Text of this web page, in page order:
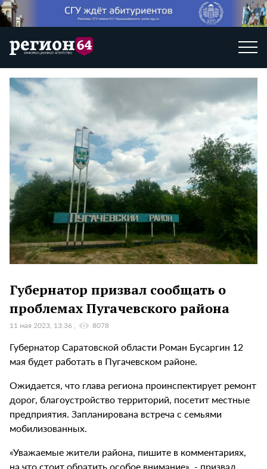
Губернатор призвал сообщать о
проблемах Пугачевского района
11 мая 2023, 13:36 8078
Губернатор Саратовской области Роман Бусаргин 12
мая будет работать в Пугачевском районе.
Ожидается, что глава региона проинспектирует ремонт
дорог, благоустройство территорий, посетит местные
предприятия. Запланирована встреча с семьями
мобилизованных.
«Уважаемые жители района, пишите в комментариях,